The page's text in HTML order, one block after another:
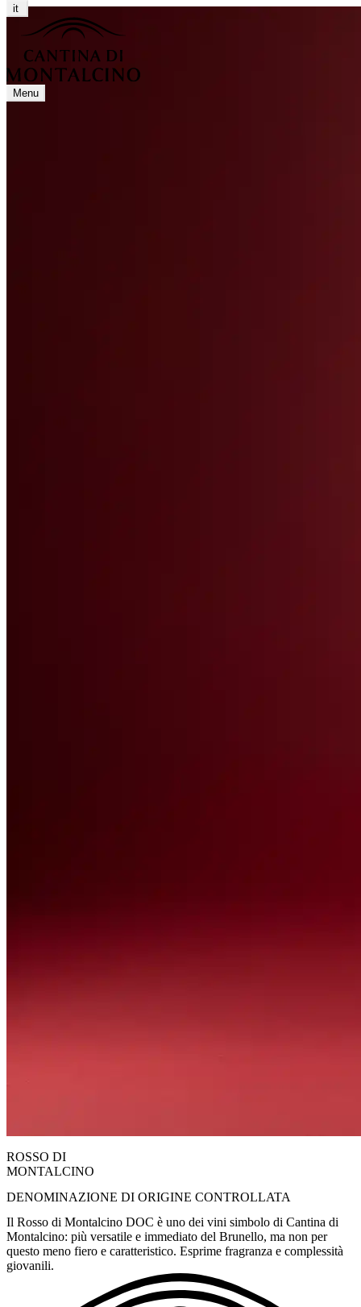
it
Menu
ROSSO DI
MONTALCINO
DENOMINAZIONE DI ORIGINE CONTROLLATA
Il Rosso di Montalcino DOC è uno dei vini simbolo di Cantina di
Montalcino: più versatile e immediato del Brunello, ma non per
questo meno fiero e caratteristico. Esprime fragranza e complessità
giovanili.